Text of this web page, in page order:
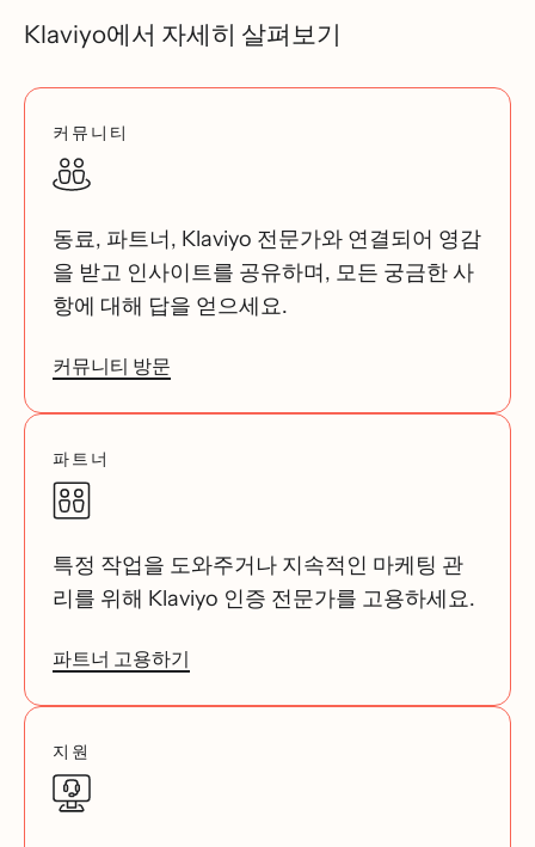
Klaviyo에서 자세히 살펴보기
커뮤니티
동료, 파트너, Klaviyo 전문가와 연결되어 영감
을 받고 인사이트를 공유하며, 모든 궁금한 사
항에 대해 답을 얻으세요.
커뮤니티 방문
파트너
특정 작업을 도와주거나 지속적인 마케팅 관
리를 위해 Klaviyo 인증 전문가를 고용하세요.
파트너 고용하기
지원